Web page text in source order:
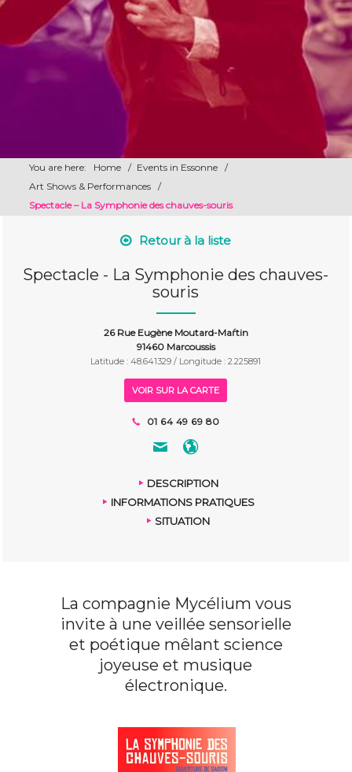
You are here: Home / Events in Essonne
/
Art Shows & Performances
/
​Spectacle – La Symphonie des chauves-souris
Retour à la liste
​Spectacle - La Symphonie des chauves-
souris
26 Rue Eugène Moutard-Maŕtin
91460 Marcoussis
Latitude : 48.641329 / Longitude : 2.225891
VOIR SUR LA CARTE
01 64 49 69 80
DESCRIPTION
INFORMATIONS PRATIQUES
SITUATION
La compagnie Mycélium vous
invite à une veillée sensorielle
et poétique mêlant science
joyeuse et musique
électronique.